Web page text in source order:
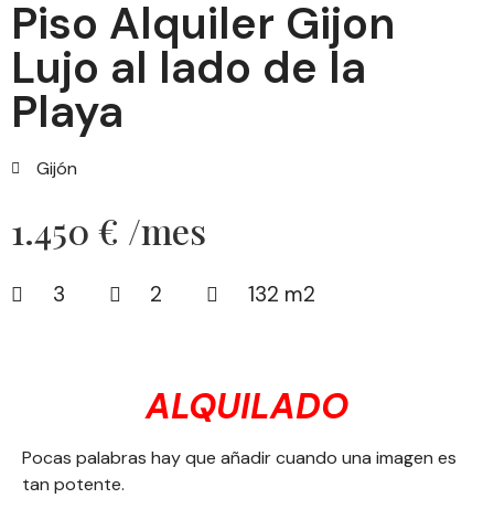
Piso Alquiler Gijon
Lujo al lado de la
Playa
Gijón
1.450 € /mes
3 2 132 m2
ALQUILADO
Pocas palabras hay que añadir cuando una imagen es
tan potente.